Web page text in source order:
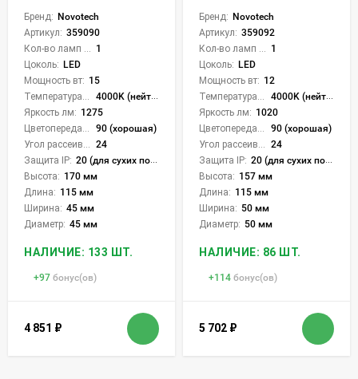
Бренд: Novotech
Артикул: 359090
1
Цоколь: LED
Мощность вт: 15
4000K (нейтральный)
Яркость лм: 1275
90 (хорошая)
24
Защита IP: 20 (для сухих пом.)
Высота: 170 мм
Длина: 115 мм
Ширина: 45 мм
Диаметр: 45 мм
НАЛИЧИЕ: 133 ШТ.
+97 бонус(ов)
4 851 ₽
Бренд: Novotech
Артикул: 359092
1
Цоколь: LED
Мощность вт: 12
4000K (нейтральный)
Яркость лм: 1020
90 (хорошая)
24
Защита IP: 20 (для сухих пом.)
Высота: 157 мм
Длина: 115 мм
Ширина: 50 мм
Диаметр: 50 мм
НАЛИЧИЕ: 86 ШТ.
+114 бонус(ов)
5 702 ₽